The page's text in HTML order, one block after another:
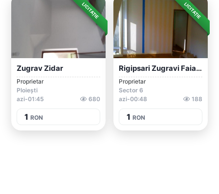
LICITAȚIE
Zugrav Zidar
Proprietar
Ploiești
azi-01:45
680
1 RON
LICITAȚIE
Rigipsari Zugravi Faiantari Parchetari
Proprietar
Sector 6
azi-00:48
188
1 RON